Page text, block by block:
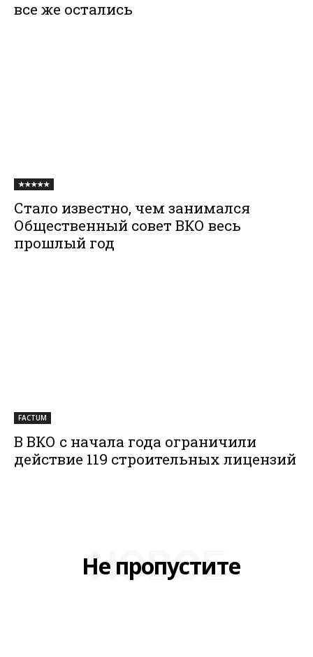
все же остались
★★★★★
Стало известно, чем занимался
Общественный совет ВКО весь
прошлый год
FACTUM
В ВКО с начала года ограничили
действие 119 строительных лицензий
Не пропустите
НОВОЕ